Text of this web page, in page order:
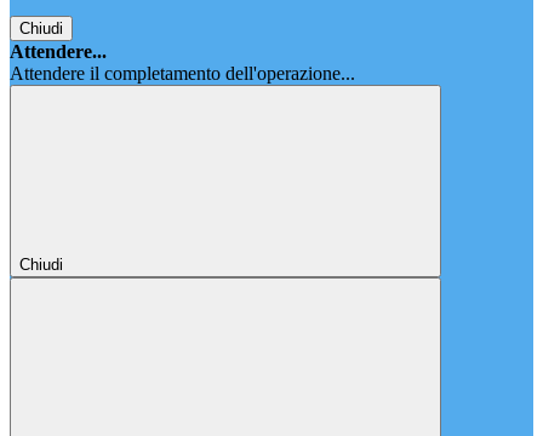
Chiudi
Attendere...
Attendere il completamento dell'operazione...
Chiudi